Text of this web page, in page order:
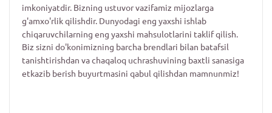
imkoniyatdir. Bizning ustuvor vazifamiz mijozlarga
g'amxo'rlik qilishdir. Dunyodagi eng yaxshi ishlab
chiqaruvchilarning eng yaxshi mahsulotlarini taklif qilish.
Biz sizni do'konimizning barcha brendlari bilan batafsil
tanishtirishdan va chaqaloq uchrashuvining baxtli sanasiga
etkazib berish buyurtmasini qabul qilishdan mamnunmiz!